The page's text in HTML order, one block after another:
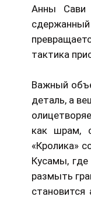
Анны Сави
тактика
Важный
деталь, а
как шрам,
«Кролика»
Кусамы, где
размыть